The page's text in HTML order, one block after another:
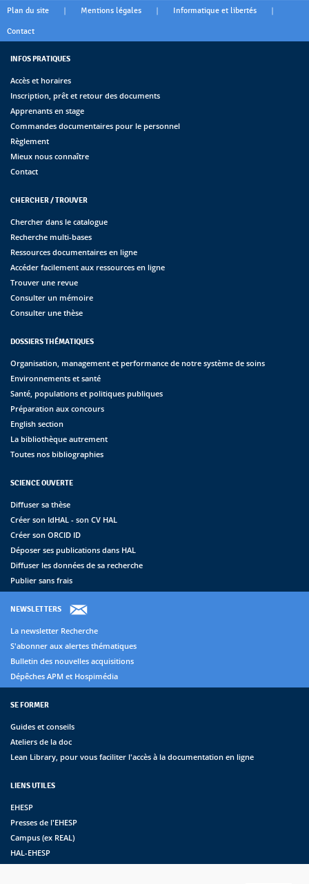
Plan du site | Mentions légales | Informatique et libertés |
Contact
INFOS PRATIQUES
Accès et horaires
Inscription, prêt et retour des documents
Apprenants en stage
Commandes documentaires pour le personnel
Règlement
Mieux nous connaître
Contact
CHERCHER / TROUVER
Chercher dans le catalogue
Recherche multi-bases
Ressources documentaires en ligne
Accéder facilement aux ressources en ligne
Trouver une revue
Consulter un mémoire
Consulter une thèse
DOSSIERS THÉMATIQUES
Organisation, management et performance de notre système de soins
Environnements et santé
Santé, populations et politiques publiques
Préparation aux concours
English section
La bibliothèque autrement
Toutes nos bibliographies
SCIENCE OUVERTE
Diffuser sa thèse
Créer son IdHAL - son CV HAL
Créer son ORCID ID
Déposer ses publications dans HAL
Diffuser les données de sa recherche
Publier sans frais
NEWSLETTERS
La newsletter Recherche
S'abonner aux alertes thématiques
Bulletin des nouvelles acquisitions
Dépêches APM et Hospimédia
SE FORMER
Guides et conseils
Ateliers de la doc
Lean Library, pour vous faciliter l'accès à la documentation en ligne
LIENS UTILES
EHESP
Presses de l'EHESP
Campus (ex REAL)
HAL-EHESP